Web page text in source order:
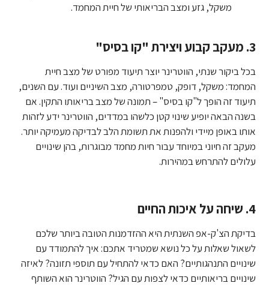
משקל, גזע ומצב הבריאותי של חיית המחמד.
3. מעקב קבוע ויצירת "קו בסיס"
בכל ביקור שנתי, הווטרינר יוצר תיעוד מפורט של מצב חיית
המחמד: משקל, דופק, טמפרטורה, מצב השיניים ועוד. עם השנים,
תיעוד זה הופך ל"קו בסיס" – תמונה של מצב בריאותו התקין. אם
בשנה הבאה יופיע שינוי קטן כלשהו במדדים, הווטרינר ידע לזהות
אותו באופן מיידי ולהפנות את תשומת הלב לבדיקה מעמיקה יותר.
מעקב זה חיוני במיוחד עבור חיות מחמד מבוגרות, בהן שינויים
עלולים להתרחש במהירות.
4. שיחה על איכות החיים
בדיקת הצ'ק-אפ השנתית היא ההזדמנות הטובה ביותר שלכם
לשאול שאלות על כל נושא שמטריד אתכם: איך להתמודד עם
שינויים התנהגותיים? האם כדאי להתחיל עם תוספי תזונה? לאיזה
שינויים בריאותיים כדאי לצפות עם הגיל? הווטרינר הוא השותף